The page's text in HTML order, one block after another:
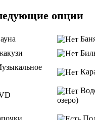
опции
озеро)